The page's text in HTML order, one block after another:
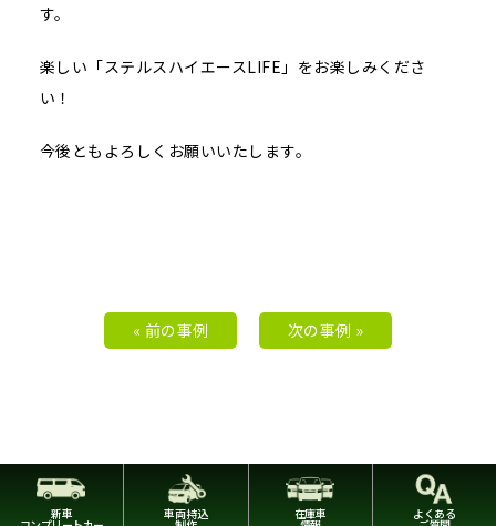
す。
楽しい「ステルスハイエースLIFE」をお楽しみくださ
い！
今後ともよろしくお願いいたします。
« 前の事例 次の事例 »
新車 車両持込 在庫車 よくある